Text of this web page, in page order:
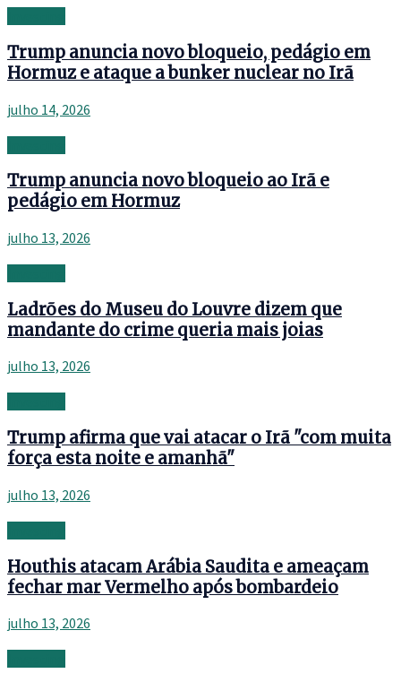
Trump anuncia novo bloqueio, pedágio em
Hormuz e ataque a bunker nuclear no Irã
julho 14, 2026
Trump anuncia novo bloqueio ao Irã e
pedágio em Hormuz
julho 13, 2026
Ladrões do Museu do Louvre dizem que
mandante do crime queria mais joias
julho 13, 2026
Trump afirma que vai atacar o Irã "com muita
força esta noite e amanhã"
julho 13, 2026
Houthis atacam Arábia Saudita e ameaçam
fechar mar Vermelho após bombardeio
julho 13, 2026